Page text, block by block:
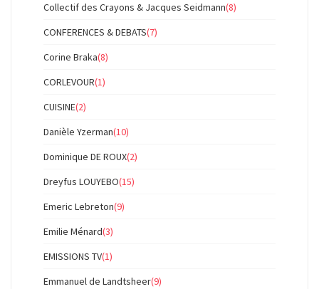
Collectif des Crayons & Jacques Seidmann(8)
CONFERENCES & DEBATS(7)
Corine Braka(8)
CORLEVOUR(1)
CUISINE(2)
Danièle Yzerman(10)
Dominique DE ROUX(2)
Dreyfus LOUYEBO(15)
Emeric Lebreton(9)
Emilie Ménard(3)
EMISSIONS TV(1)
Emmanuel de Landtsheer(9)